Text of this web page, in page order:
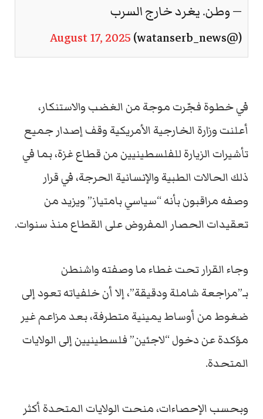
— وطن. يغرد خارج السرب
(@watanserb_news)
August 17, 2025
في خطوة فجّرت موجة من الغضب والاستنكار،
أعلنت وزارة الخارجية الأمريكية وقف إصدار جميع
تأشيرات الزيارة للفلسطينيين من قطاع غزة، بما في
ذلك الحالات الطبية والإنسانية الحرجة، في قرار
وصفه مراقبون بأنه “سياسي بامتياز” ويزيد من
تعقيدات الحصار المفروض على القطاع منذ سنوات.
وجاء القرار تحت غطاء ما وصفته واشنطن
بـ”مراجعة شاملة ودقيقة”، إلا أن خلفياته تعود إلى
ضغوط من أوساط يمينية متطرفة، بعد مزاعم غير
مؤكدة عن دخول “لاجئين” فلسطينيين إلى الولايات
المتحدة.
وبحسب الإحصاءات، منحت الولايات المتحدة أكثر